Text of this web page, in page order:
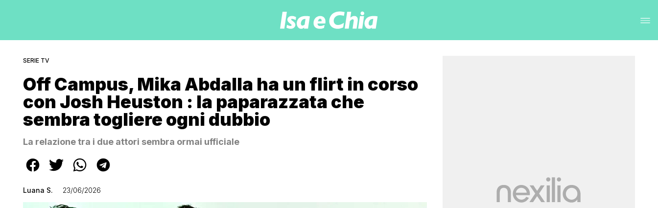
SERIE TV
Off Campus, Mika Abdalla ha un flirt in corso
con Josh Heuston : la paparazzata che
sembra togliere ogni dubbio
La relazione tra i due attori sembra ormai ufficiale
Luana S. 23/06/2026